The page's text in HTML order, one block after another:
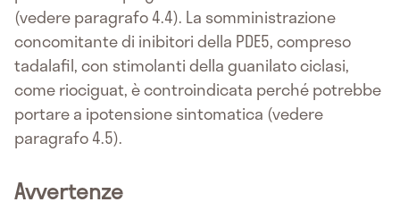
(vedere paragrafo 4.4). La somministrazione
concomitante di inibitori della PDE5, compreso
tadalafil, con stimolanti della guanilato ciclasi,
come riociguat, è controindicata perché potrebbe
portare a ipotensione sintomatica (vedere
paragrafo 4.5).
Avvertenze